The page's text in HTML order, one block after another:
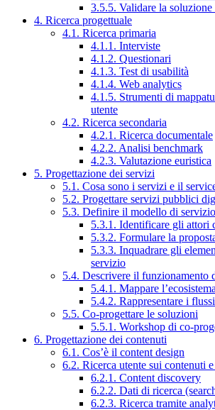
3.5.5. Validare la soluzione
4. Ricerca progettuale
4.1. Ricerca primaria
4.1.1. Interviste
4.1.2. Questionari
4.1.3. Test di usabilità
4.1.4. Web analytics
4.1.5. Strumenti di
utente
4.2. Ricerca secondaria
4.2.1. Ricerca documentale
4.2.2. Analisi benchmark
4.2.3. Valutazione euristica
5. Progettazione dei servizi
5.1. Cosa sono i servizi e il
5.2. Progettare servizi pubblici
5.3. Definire il modello di servizio
5.3.1. Identificare gli attori
5.3.2. Formulare la
5.3.3. Inquadrare gli
servizio
5.4. Descrivere il funzionamento
5.4.1. Mappare l’ecosistema
5.4.2. Rappresentare i
5.5. Co-progettare le soluzioni
5.5.1. Workshop di co-
6. Progettazione dei contenuti
6.1. Cos’è il content design
6.2. Ricerca utente sui contenuti
6.2.1. Content discovery
6.2.2. Dati di ricerca
6.2.3. Ricerca tramite